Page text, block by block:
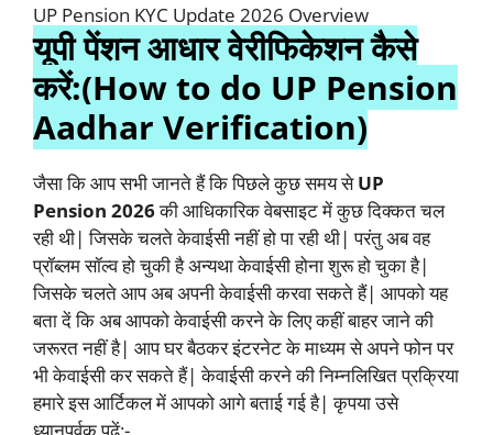
UP Pension KYC Update 2026 Overview
यूपी पेंशन आधार वेरीफिकेशन कैसे
करें:(How to do UP Pension
Aadhar Verification)
जैसा कि आप सभी जानते हैं कि पिछले कुछ समय सेUP
Pension 2026की आधिकारिक वेबसाइट में कुछ दिक्कत चल
रही थी| जिसके चलते केवाईसी नहीं हो पा रही थी| परंतु अब वह
प्रॉब्लम सॉल्व हो चुकी है अन्यथा केवाईसी होना शुरू हो चुका है|
जिसके चलते आप अब अपनी केवाईसी करवा सकते हैं| आपको यह
बता दें कि अब आपको केवाईसी करने के लिए कहीं बाहर जाने की
जरूरत नहीं है| आप घर बैठकर इंटरनेट के माध्यम से अपने फोन पर
भी केवाईसी कर सकते हैं| केवाईसी करने की निम्नलिखित प्रक्रिया
हमारे इस आर्टिकल में आपको आगे बताई गई है| कृपया उसे
ध्यानपूर्वक पढ़ें:-